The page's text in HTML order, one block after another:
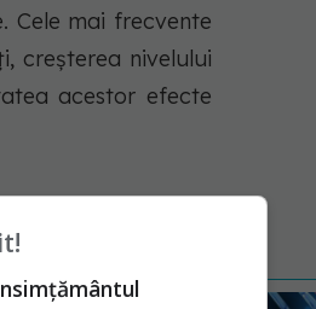
Cele mai frecvente
creșterea nivelului
acestor efecte